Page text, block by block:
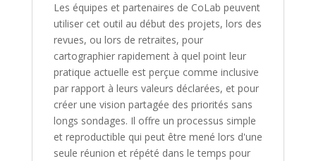
Les équipes et partenaires de CoLab peuvent
utiliser cet outil au début des projets, lors des
revues, ou lors de retraites, pour
cartographier rapidement à quel point leur
pratique actuelle est perçue comme inclusive
par rapport à leurs valeurs déclarées, et pour
créer une vision partagée des priorités sans
longs sondages. Il offre un processus simple
et reproductible qui peut être mené lors d'une
seule réunion et répété dans le temps pour